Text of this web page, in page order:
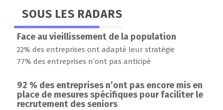
SOUS LES RADARS
Face au vieillissement de la population
22% des entreprises ont adapté leur stratégie
77% des entreprises n’ont pas anticipé
92 % des entreprises n’ont pas encore mis en
place de mesures spécifiques pour faciliter le
recrutement des seniors